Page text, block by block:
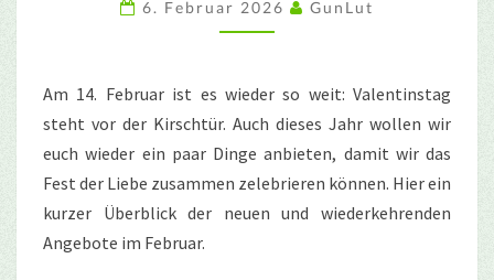
6. Februar 2026 GunLut
Am 14. Februar ist es wiederso weit: Valentinstag
steht vor der Kirschtür. Auch dieses Jahr wollen wir
euch wieder ein paar Dingeanbieten, damit wir das
Fest der Liebe zusammen zelebrieren können. Hier ein
kurzer Überblick der neuen und wiederkehrenden
Angebote im Februar.